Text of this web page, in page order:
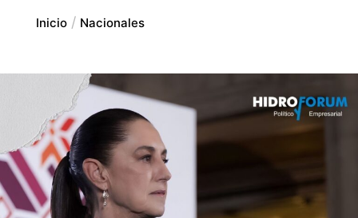
Inicio Nacionales